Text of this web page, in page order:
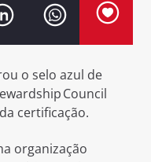
o selo azul de
Council
certificação.
organização